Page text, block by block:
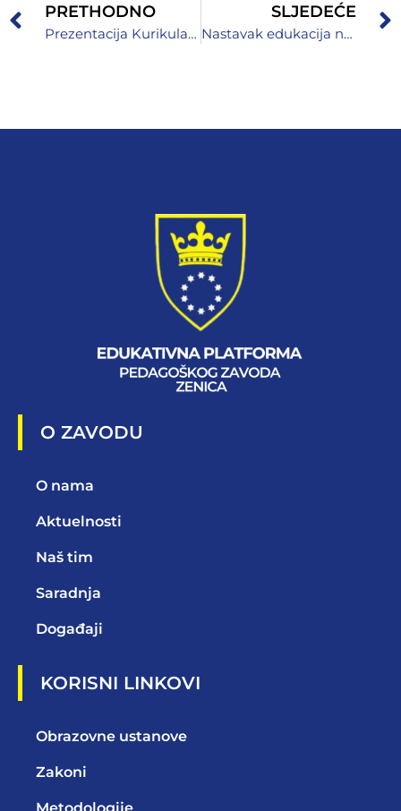
PRETHODNO
Prezentacija Kurikularne reforme ZDK u Brčko distriktu BiH
SLJEDEĆE
Nastavak edukacija na temu „Zaštita djece u digitalnom okruženju“
O ZAVODU
O nama
Aktuelnosti
Naš tim
Saradnja
Događaji
KORISNI LINKOVI
Obrazovne ustanove
Zakoni
Metodologije